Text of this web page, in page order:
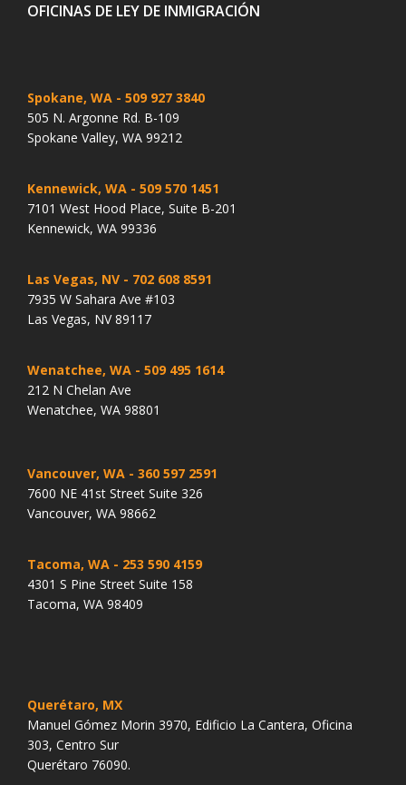
OFICINAS DE LEY DE INMIGRACIÓN
Spokane, WA - 509 927 3840
505 N. Argonne Rd. B-109
Spokane Valley, WA 99212
Kennewick, WA - 509 570 1451
7101 West Hood Place, Suite B-201
Kennewick, WA 99336
Las Vegas, NV - 702 608 8591
7935 W Sahara Ave #103
Las Vegas, NV 89117
Wenatchee, WA - 509 495 1614
212 N Chelan Ave
Wenatchee, WA 98801
Vancouver, WA - 360 597 2591
7600 NE 41st Street Suite 326
Vancouver, WA 98662
Tacoma, WA - 253 590 4159
4301 S Pine Street Suite 158
Tacoma, WA 98409
Querétaro, MX
Manuel Gómez Morin 3970, Edificio La Cantera, Oficina
303, Centro Sur
Querétaro 76090.